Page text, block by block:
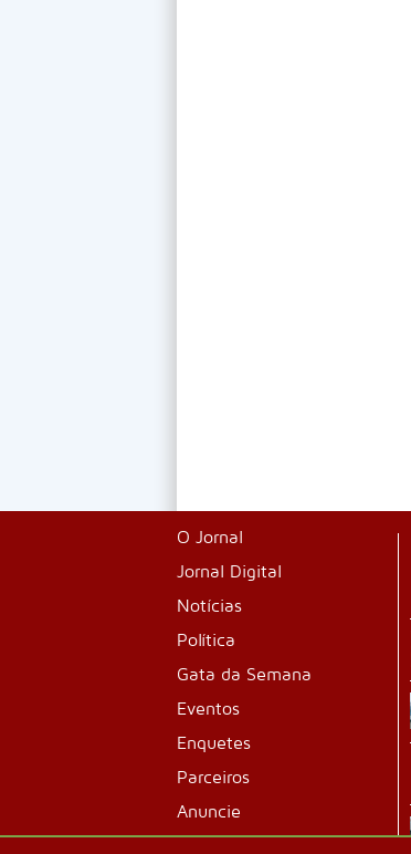
O Jornal
Jornal Digital
Notícias
Política
Gata da Semana
Eventos
Enquetes
Parceiros
Anuncie